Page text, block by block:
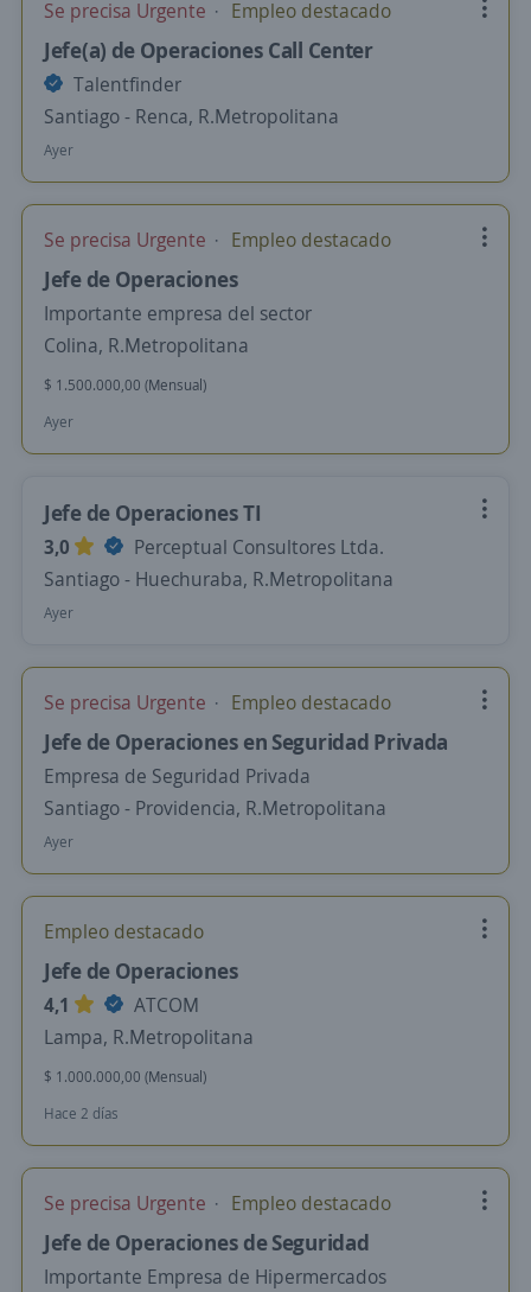
Se precisa Urgente Empleo destacado
Jefe(a) de Operaciones Call Center
Talentfinder
Santiago - Renca, R.Metropolitana
Ayer
Se precisa Urgente Empleo destacado
Jefe de Operaciones
Importante empresa del sector
Colina, R.Metropolitana
$ 1.500.000,00 (Mensual)
Ayer
Jefe de Operaciones TI
3,0
Perceptual Consultores Ltda.
Santiago - Huechuraba, R.Metropolitana
Ayer
Se precisa Urgente Empleo destacado
Jefe de Operaciones en Seguridad Privada
Empresa de Seguridad Privada
Santiago - Providencia, R.Metropolitana
Ayer
Empleo destacado
Jefe de Operaciones
4,1
ATCOM
Lampa, R.Metropolitana
$ 1.000.000,00 (Mensual)
Hace 2 días
Se precisa Urgente Empleo destacado
Jefe de Operaciones de Seguridad
Importante Empresa de Hipermercados